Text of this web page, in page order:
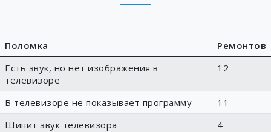
Поломка
Ремонтов
Есть звук, но нет изображения в
телевизоре
12
В телевизоре не показывает программу
11
Шипит звук телевизора
4